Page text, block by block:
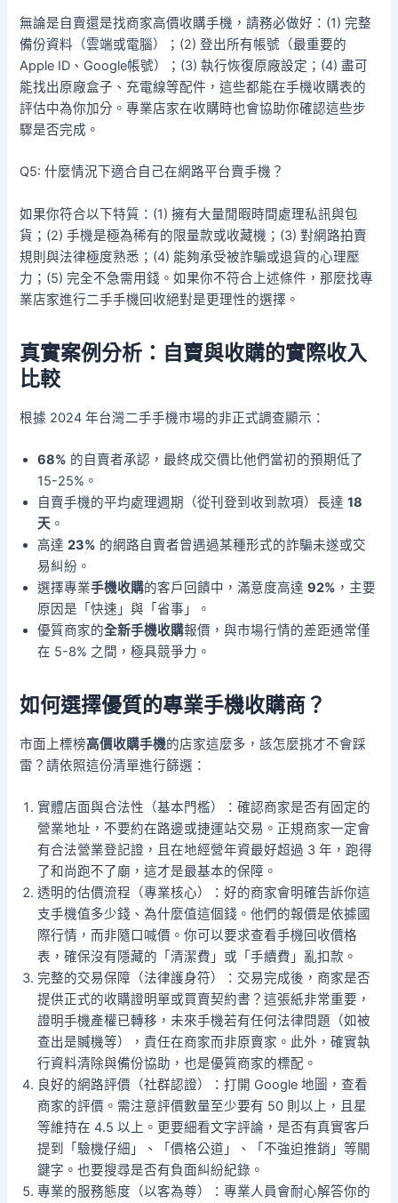
無論是自賣還是找商家高價收購手機，請務必做好：(1) 完整
備份資料（雲端或電腦）；(2) 登出所有帳號（最重要的
Apple ID、Google帳號）；(3) 執行恢復原廠設定；(4) 盡可
能找出原廠盒子、充電線等配件，這些都能在手機收購表的
評估中為你加分。專業店家在收購時也會協助你確認這些步
驟是否完成。
Q5: 什麼情況下適合自己在網路平台賣手機？
如果你符合以下特質：(1) 擁有大量閒暇時間處理私訊與包
貨；(2) 手機是極為稀有的限量款或收藏機；(3) 對網路拍賣
規則與法律極度熟悉；(4) 能夠承受被詐騙或退貨的心理壓
力；(5) 完全不急需用錢。如果你不符合上述條件，那麼找專
業店家進行二手手機回收絕對是更理性的選擇。
真實案例分析：自賣與收購的實際收入
比較
根據 2024 年台灣二手手機市場的非正式調查顯示：
68% 的自賣者承認，最終成交價比他們當初的預期低了
15-25%。
自賣手機的平均處理週期（從刊登到收到款項）長達18
天 。
高達23% 的網路自賣者曾遇過某種形式的詐騙未遂或交
易糾紛。
選擇專業手機收購的客戶回饋中，滿意度高達92% ，主要
原因是「快速」與「省事」。
優質商家的全新手機收購報價，與市場行情的差距通常僅
在 5-8% 之間，極具競爭力。
如何選擇優質的專業手機收購商？
市面上標榜高價收購手機的店家這麼多，該怎麼挑才不會踩
雷？請依照這份清單進行篩選：
實體店面與合法性（基本門檻）：確認商家是否有固定的
營業地址，不要約在路邊或捷運站交易。正規商家一定會
有合法營業登記證，且在地經營年資最好超過 3 年，跑得
了和尚跑不了廟，這才是最基本的保障。
透明的估價流程（專業核心）：好的商家會明確告訴你這
支手機值多少錢、為什麼值這個錢。他們的報價是依據國
際行情，而非隨口喊價。你可以要求查看手機回收價格
表，確保沒有隱藏的「清潔費」或「手續費」亂扣款。
完整的交易保障（法律護身符）：交易完成後，商家是否
提供正式的收購證明單或買賣契約書？這張紙非常重要，
證明手機產權已轉移，未來手機若有任何法律問題（如被
查出是贓機等），責任在商家而非原賣家。此外，確實執
行資料清除與備份協助，也是優質商家的標配。
良好的網路評價（社群認證）：打開 Google 地圖，查看
商家的評價。需注意評價數量至少要有 50 則以上，且星
等維持在 4.5 以上。更要細看文字評論，是否有真實客戶
提到「驗機仔細」、「價格公道」、「不強迫推銷」等關
鍵字。也要搜尋是否有負面糾紛紀錄。
專業的服務態度（以客為尊）：專業人員會耐心解答你的